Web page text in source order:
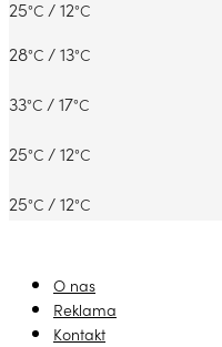
25°C / 12°C
28°C / 13°C
33°C / 17°C
25°C / 12°C
25°C / 12°C
O nas
Reklama
Kontakt